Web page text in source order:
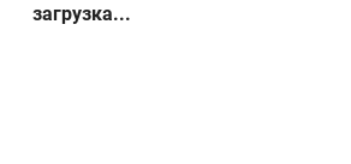
загрузка...